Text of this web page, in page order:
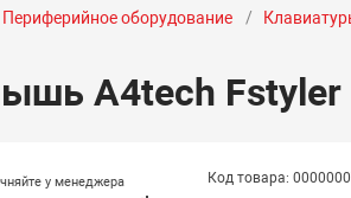
Периферийное оборудование
A4tech Fstyler
у менеджера Код товара: